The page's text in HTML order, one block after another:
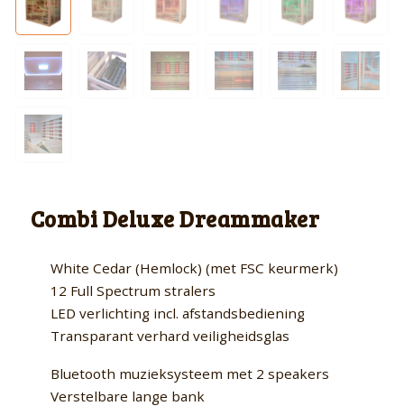
Combi Deluxe Dreammaker
White Cedar (Hemlock) (met FSC keurmerk)
12 Full Spectrum stralers
LED verlichting incl. afstandsbediening
Transparant verhard veiligheidsglas
Bluetooth muzieksysteem met 2 speakers
Verstelbare lange bank